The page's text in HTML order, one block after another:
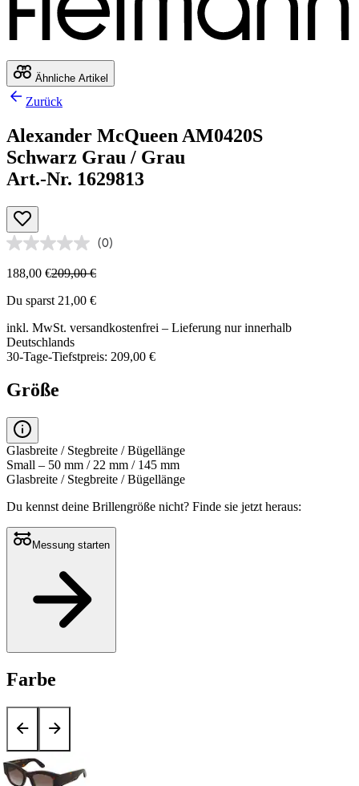
Ähnliche Artikel
Zurück
Alexander McQueen AM0420S
Schwarz Grau / Grau
Art.-Nr. 1629813
(0)
188,00 €209,00 €
Du sparst 21,00 €
inkl. MwSt. versandkostenfrei – Lieferung nur innerhalb
Deutschlands
30-Tage-Tiefstpreis: 209,00 €
Größe
Glasbreite / Stegbreite / Bügellänge
Small – 50 mm / 22 mm / 145 mm
Glasbreite / Stegbreite / Bügellänge
Du kennst deine Brillengröße nicht? Finde sie jetzt heraus:
Messung starten
Farbe